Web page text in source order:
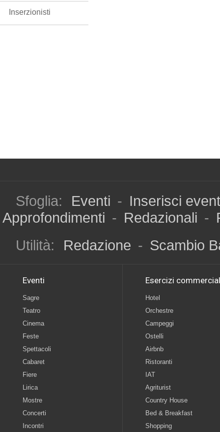
Inserzionisti
Sfoglia: Eventi - Inserisci
Approfondimenti - Redazionali -
Utilità:
Redazione - Scambio
Eventi
Sagre
Teatro
Cinema
Feste
Spettacoli
Cabaret
Fiere
Lirica
Mostre
Concerti
Incontri
Esercizi
Hotel
Orchestre
Campeggi
Ostelli
Airbnb
Ristoranti
IAT
Agriturist
Country House
Bed & Breakfast
Shopping